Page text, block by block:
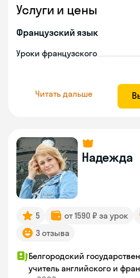
Услуги и цены
Французский язык
Уроки французского
Читать дальше
Надежда
5 от 1590 ₽ за урок
3 отзыва
Белгородский
учитель английского и